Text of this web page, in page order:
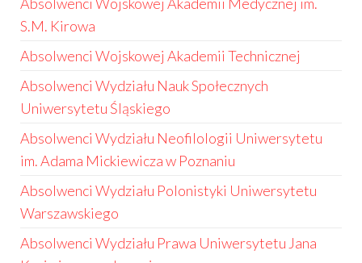
S.M. Kirowa
Absolwenci Wojskowej Akademii Technicznej
Absolwenci Wydziału Nauk Społecznych
Uniwersytetu Śląskiego
Absolwenci Wydziału Neofilologii Uniwersytetu
im. Adama Mickiewicza w Poznaniu
Absolwenci Wydziału Polonistyki Uniwersytetu
Warszawskiego
Absolwenci Wydziału Prawa Uniwersytetu Jana